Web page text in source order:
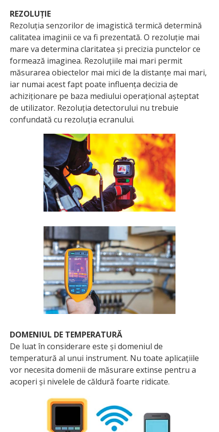
REZOLUȚIE
Rezoluția senzorilor de imagistică termică determină
calitatea imaginii ce va fi prezentată. O rezoluție mai
mare va determina claritatea și precizia punctelor ce
formează imaginea. Rezoluțiile mai mari permit
măsurarea obiectelor mai mici de la distanțe mai mari,
iar numai acest fapt poate influența decizia de
achiziționare pe baza mediului operațional așteptat
de utilizator. Rezoluția detectorului nu trebuie
confundată cu rezoluția ecranului.
DOMENIUL DE TEMPERATURĂ
De luat în considerare este și domeniul de
temperatură al unui instrument. Nu toate aplicațiile
vor necesita domenii de măsurare extinse pentru a
acoperi și nivelele de căldură foarte ridicate.